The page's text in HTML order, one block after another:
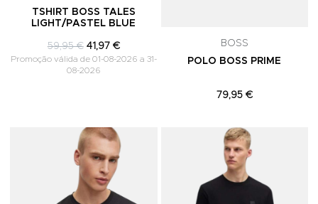
TSHIRT BOSS TALES
LIGHT/PASTEL BLUE
59,95 € 41,97 €
Promoção válida de 01-08-2026 a 31-
08-2026
BOSS
POLO BOSS PRIME
79,95 €
Adicionar aos Favoritos